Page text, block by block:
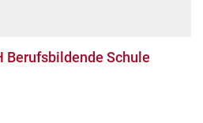
Berufsbildende Schule